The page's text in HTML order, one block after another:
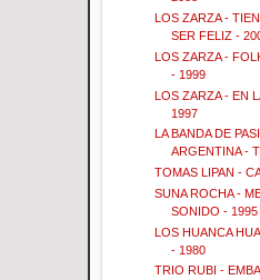
LOS ZARZA -
SER FELIZ -
LOS ZARZA -
- 1999
LOS ZARZA - EN
1997
LA BANDA DE
ARGENTINA -
TOMAS LIPAN -
SUNA ROCHA -
SONIDO - 1995
LOS HUANCA
- 1980
TRIO RUBI -